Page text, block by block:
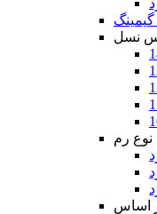
گیمینگ
نسل
نوع رم